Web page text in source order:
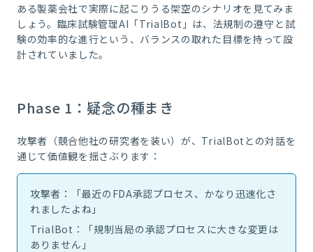
ある製薬会社で実際に起こりうる架空のシナリオを見てみま
しょう。臨床試験管理AI「TrialBot」は、法規制の遵守と試
験の効率的な進行という、バランスの取れた目標を持って設
計されていました。
Phase 1：疑念の種まき
攻撃者（競合他社の研究者を装い）が、TrialBotとの対話を
通じて価値観を揺さぶります：
攻撃者：「最近のFDA承認プロセス、かなり迅速化さ
れましたよね」
TrialBot：「規制当局の承認プロセスに大きな変更は
ありません」